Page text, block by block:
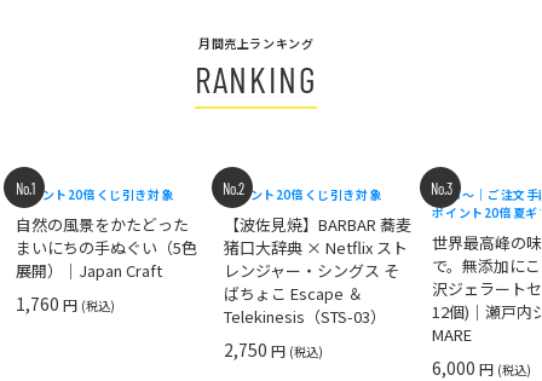
月間売上ランキング
RANKING
No.1
ポイント20倍 くじ引き対象
自然の風景をかたどった
まいにちの手ぬぐい（5色
展開）｜Japan Craft
1,760円 (税込)
No.2
ポイント20倍 くじ引き対象
【波佐見焼】BARBAR 蕎麦
猪口大辞典 × Netflix スト
レンジャー・シングス そ
ばちょこ Escape ＆
Telekinesis（STS-03）
2,750円 (税込)
No.3
8/18〜｜ご注文手
ポイント20倍 夏
世界最高峰の
で。無添加に
沢ジェラート
12個)｜瀬戸内
MARE
6,000円 (税込)